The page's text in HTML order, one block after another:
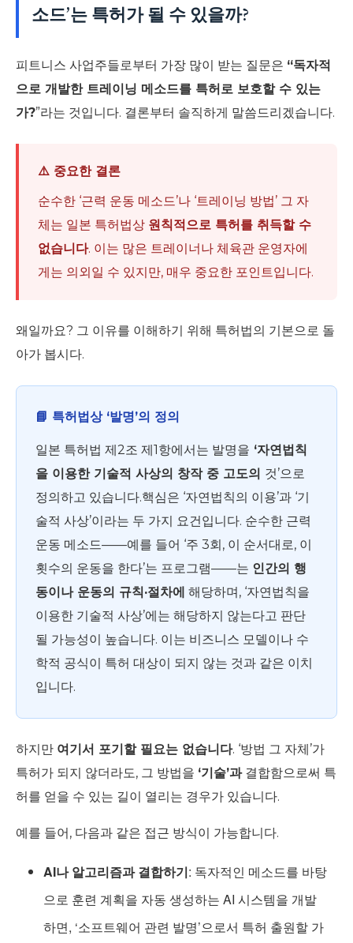
소드’는 특허가 될 수 있을까?
피트니스 사업주들로부터 가장 많이 받는 질문은 “독자적
으로 개발한 트레이닝 메소드를 특허로 보호할 수 있는
가?”라는 것입니다. 결론부터 솔직하게 말씀드리겠습니다.
⚠️ 중요한 결론
순수한 ‘근력 운동 메소드’나 ‘트레이닝 방법’ 그 자
체는 일본 특허법상 원칙적으로 특허를 취득할 수
없습니다. 이는 많은 트레이너나 체육관 운영자에
게는 의외일 수 있지만, 매우 중요한 포인트입니다.
왜일까요? 그 이유를 이해하기 위해 특허법의 기본으로 돌
아가 봅시다.
📘 특허법상 ‘발명’의 정의
일본 특허법 제2조 제1항에서는 발명을 ‘자연법칙
을 이용한 기술적 사상의 창작 중 고도의 것’으로
정의하고 있습니다.핵심은 ‘자연법칙의 이용’과 ‘기
술적 사상’이라는 두 가지 요건입니다. 순수한 근력
운동 메소드——예를 들어 ‘주 3회, 이 순서대로, 이
횟수의 운동을 한다’는 프로그램——는 인간의 행
동이나 운동의 규칙·절차에 해당하며, ‘자연법칙을
이용한 기술적 사상’에는 해당하지 않는다고 판단
될 가능성이 높습니다. 이는 비즈니스 모델이나 수
학적 공식이 특허 대상이 되지 않는 것과 같은 이치
입니다.
하지만 여기서 포기할 필요는 없습니다. ‘방법 그 자체’가
특허가 되지 않더라도, 그 방법을 ‘기술’과결합함으로써 특
허를 얻을 수 있는 길이 열리는 경우가 있습니다.
예를 들어, 다음과 같은 접근 방식이 가능합니다.
AI나 알고리즘과 결합하기: 독자적인 메소드를 바탕
으로 훈련 계획을 자동 생성하는 AI 시스템을 개발
하면, ‘소프트웨어 관련 발명’으로서 특허 출원할 가